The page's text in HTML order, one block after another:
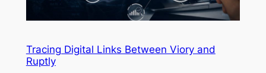
Tracing Digital Links Between Viory and
Ruptly